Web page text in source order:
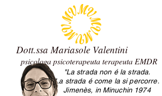
Dott.ssa Mariasole Valentini
psicologa psicoterapeuta terapeuta EMDR
2.0 Mariasole Valentini psicologa
psicoterapeuta Cesena
"La strada non é la strada.
La strada é come la si percorre.
Jimenès, in Minuchin 1974